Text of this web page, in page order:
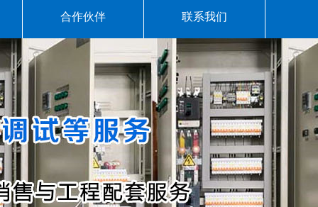
合作伙伴 联系我们